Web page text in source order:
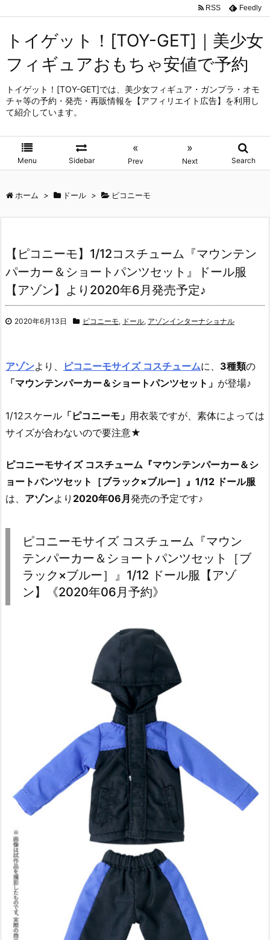
トイゲット！[TOY-GET]｜美少女
フィギュアおもちゃ安値で予約
トイゲット！[TOY-GET]では、美少女フィギュア・ガンプラ・オモ
チャ等の予約・発売・再販情報を【アフィリエイト広告】を利用し
て紹介しています。
Menu Sidebar
«
Prev
»
Next Search
RSS Feedly
ホーム > ドール > ピコニーモ
【ピコニーモ】1/12コスチューム『マウンテン
パーカー＆ショートパンツセット』ドール服
【アゾン】より2020年6月発売予定♪
2020年6月13日 ピコニーモ, ドール, アゾンインターナショナル
アゾンより、 ピコニーモサイズ コスチュームに、 3種類の
「マウンテンパーカー＆ショートパンツセット」 が登場♪
1/12スケール 「ピコニーモ」 用衣装ですが、素体によっては
サイズが合わないので要注意★
ピコニーモサイズ コスチューム『マウンテンパーカー＆シ
ョートパンツセット［ブラック×ブルー］』1/12 ドール服
は、 アゾンより 2020年06月 発売の予定です♪
ピコニーモサイズ コスチューム『マウン
テンパーカー＆ショートパンツセット［ブ
ラック×ブルー］』1/12 ドール服【アゾ
ン】《2020年06月予約》